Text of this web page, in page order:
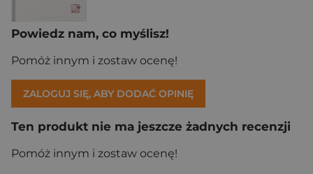
Powiedz nam, co myślisz!
Pomóż innym i zostaw ocenę!
ZALOGUJ SIĘ, ABY DODAĆ OPINIĘ
Ten produkt nie ma jeszcze żadnych recenzji
Pomóż innym i zostaw ocenę!